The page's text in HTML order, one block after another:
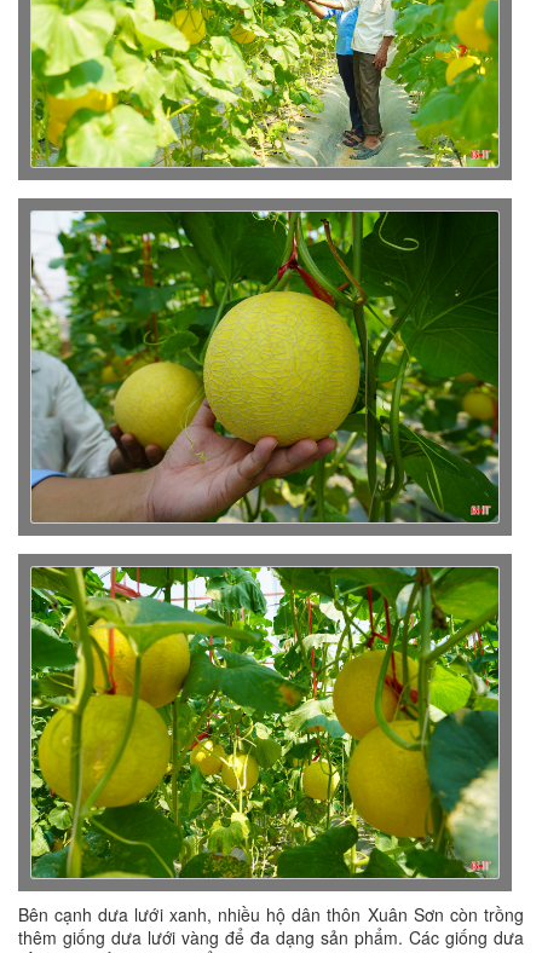
Bên cạnh dưa lưới xanh, nhiều hộ dân thôn Xuân Sơn còn trồng
thêm giống dưa lưới vàng để đa dạng sản phẩm. Các giống dưa